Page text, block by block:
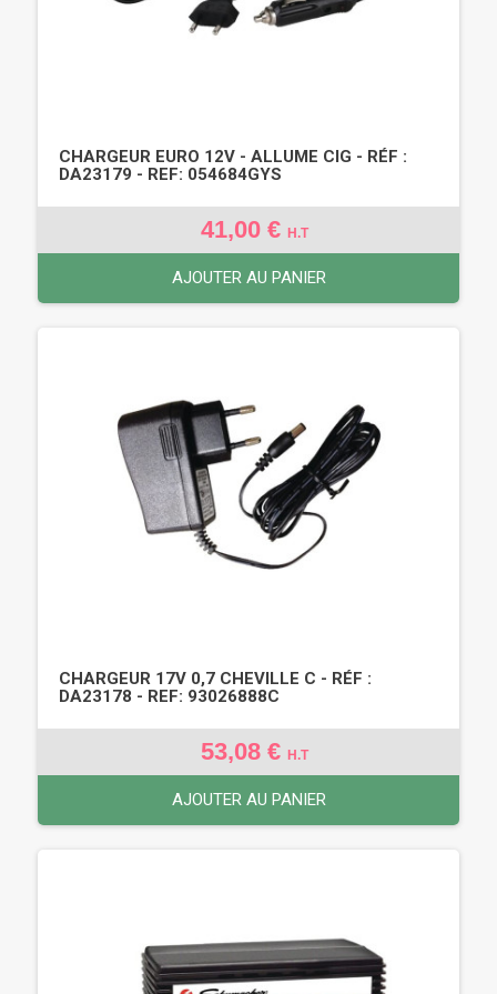
CHARGEUR EURO 12V - ALLUME CIG - RÉF :
DA23179 - REF: 054684GYS
41,00 € H.T
AJOUTER AU PANIER
CHARGEUR 17V 0,7 CHEVILLE C - RÉF :
DA23178 - REF: 93026888C
53,08 € H.T
AJOUTER AU PANIER